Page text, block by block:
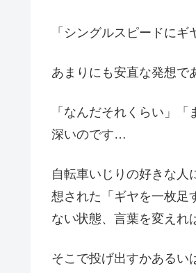
「シングルスピードにギ
あまりにも安直な発想で
「なんだそれくらい」
深いのです…
自転車いじりの好きな人
想された「ギヤを一枚足
ない状態、言葉を変えれ
そこで投げ出すかあるい